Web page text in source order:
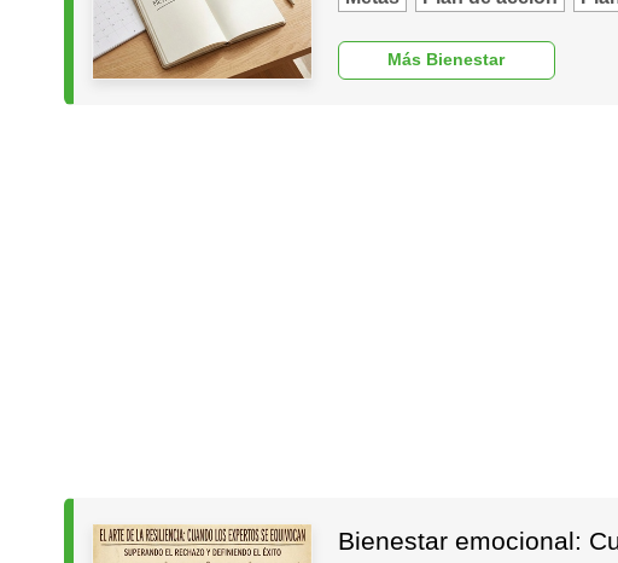
Más Bienestar
Bienestar emocional: